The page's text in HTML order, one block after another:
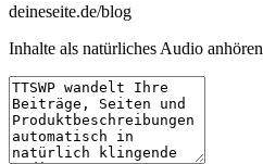
deineseite.de/blog
Inhalte als natürliches Audio anhören